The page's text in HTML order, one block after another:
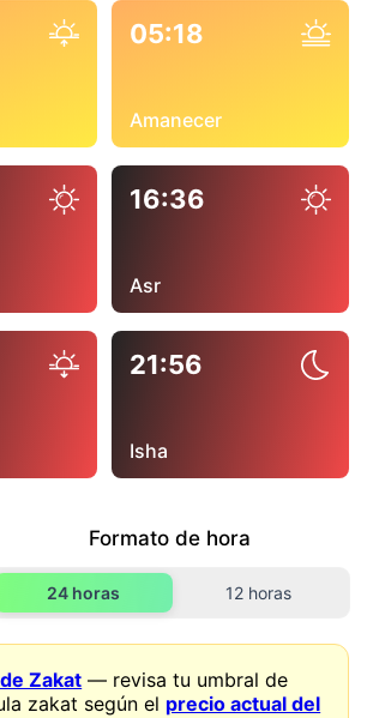
05:18
Amanecer
16:36
Asr
21:56
Isha
Formato de hora
24 horas 12 horas
Zakat — revisa tu umbral de
zakat según el precio actual del